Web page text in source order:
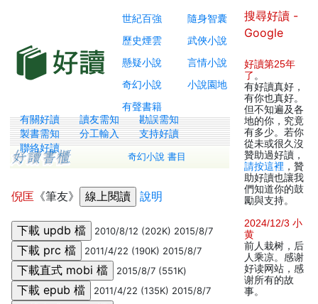
世紀百強
隨身智囊
歷史煙雲
武俠小說
懸疑小說
言情小說
奇幻小說
小說園地
有聲書籍
有關好讀 讀友需知
勘誤需知
製書需知
分工輸入
支持好讀
聯絡好讀
奇幻小說 書目
倪匡 《筆友》 說明
2010/8/12 (202K) 2015/8/7
2011/4/22 (190K) 2015/8/7
2015/8/7 (551K)
2011/4/22 (135K) 2015/8/7
搜尋好讀 -
Google
好讀第25年
了 。
有好讀真好，
有你也真好。
但不知遍及各
地的你，究竟
有多少。若你
從未或很久沒
贊助過好讀，
請按這裡 ，贊
助好讀也讓我
們知道你的鼓
勵與支持。
2024/12/3 小
黄
前人栽树，后
人乘凉。感谢
好读网站，感
谢所有的故
事。